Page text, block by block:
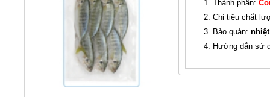
1. Thành phần:
2. Chỉ tiêu chất
3. Bảo quản:
4. Hướng dẫn sử